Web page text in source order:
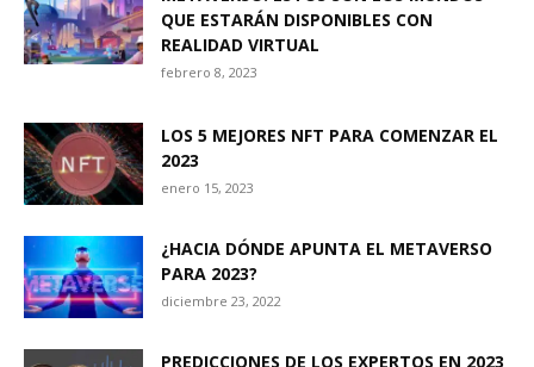
QUE ESTARÁN DISPONIBLES CON
REALIDAD VIRTUAL
febrero 8, 2023
LOS 5 MEJORES NFT PARA COMENZAR EL
2023
enero 15, 2023
¿HACIA DÓNDE APUNTA EL METAVERSO
PARA 2023?
diciembre 23, 2022
PREDICCIONES DE LOS EXPERTOS EN 2023